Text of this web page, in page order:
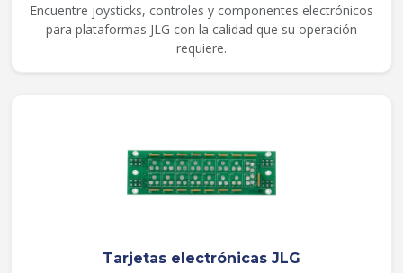
Encuentre joysticks, controles y componentes electrónicos
para plataformas JLG con la calidad que su operación
requiere.
Tarjetas electrónicas JLG